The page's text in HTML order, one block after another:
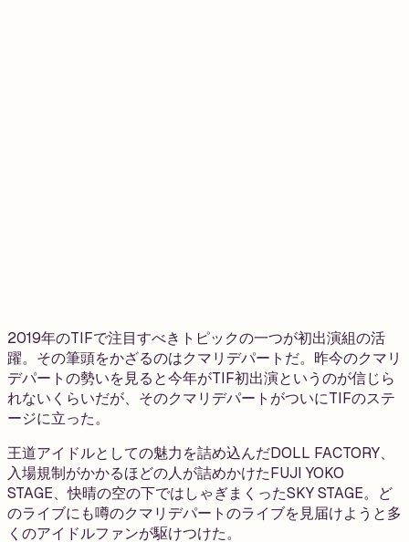
2019年のTIFで注目すべきトピックの一つが初出演組の活
躍。その筆頭をかざるのはクマリデパートだ。昨今のクマリ
デパートの勢いを見ると今年がTIF初出演というのが信じら
れないくらいだが、そのクマリデパートがついにTIFのステ
ージに立った。
王道アイドルとしての魅力を詰め込んだDOLL FACTORY、
入場規制がかかるほどの人が詰めかけたFUJI YOKO
STAGE、快晴の空の下ではしゃぎまくったSKY STAGE。ど
のライブにも噂のクマリデパートのライブを見届けようと多
くのアイドルファンが駆けつけた。